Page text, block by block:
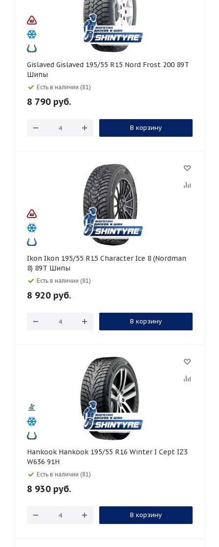
Gislaved Gislaved 195/55 R15 Nord Frost 200 89T
Шипы
Есть в наличии (81)
8 790 руб.
В корзину
Ikon Ikon 195/55 R15 Character Ice 8 (Nordman
8) 89T Шипы
Есть в наличии (81)
8 920 руб.
В корзину
Hankook Hankook 195/55 R16 Winter I Cept IZ3
W636 91H
Есть в наличии (81)
8 930 руб.
В корзину